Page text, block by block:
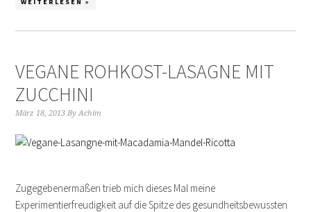
VEGANE ROHKOST-LASAGNE MIT
ZUCCHINI
März 18, 2013 ByAchim
Zugegebenermaßen trieb mich dieses Mal meine
Experimentierfreudigkeit auf die Spitze des gesundheitsbewussten